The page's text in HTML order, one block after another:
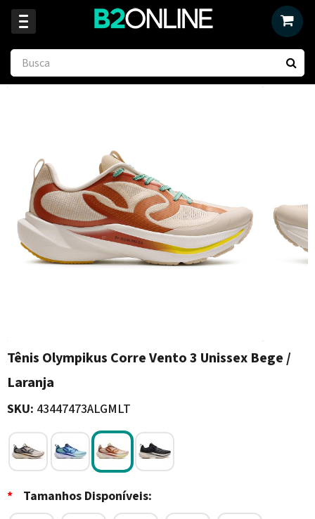
Tênis Olympikus Corre Vento 3 Unissex Bege /
Laranja
SKU: 43447473ALGMLT
* Tamanhos Disponíveis: